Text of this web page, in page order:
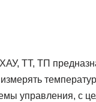
ТТ, ТП
управления, с